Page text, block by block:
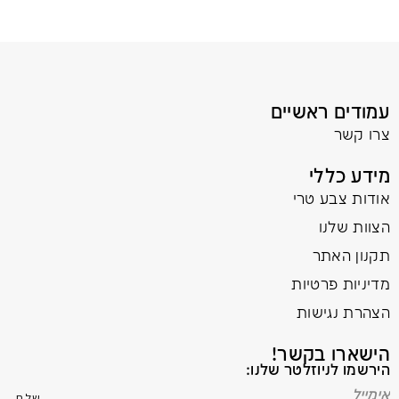
עמודים ראשיים
צרו קשר
מידע כללי
אודות צבע טרי
הצוות שלנו
תקנון האתר
מדיניות פרטיות
הצהרת נגישות
הישארו בקשר!
הירשמו לניוזלטר שלנו: